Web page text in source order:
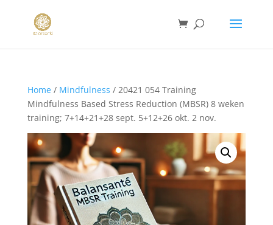
Home/ Mindfulness / 20421 054 Training
Mindfulness Based Stress Reduction (MBSR) 8 weken
training; 7+14+21+28 sept. 5+12+26 okt. 2 nov.